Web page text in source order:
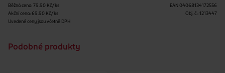
Běžná cena: 79.90 Kč/ks
Akční cena: 69.90 Kč/ks
Uvedené ceny jsou včetně DPH
EAN 04068134172556
Obj. č.: 1213447
Podobné produkty